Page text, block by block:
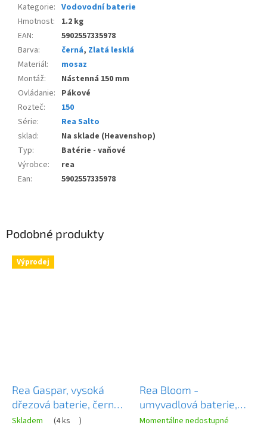
Kategorie: Vodovodní baterie
Hmotnost:
1.2 kg
EAN:
5902557335978
Barva: černá, Zlatá lesklá
Materiál:
mosaz
Montáž:
Nástenná 150 mm
Ovládanie: Pákové
Rozteč:
150
Série:
Rea Salto
sklad:
Na sklade (Heavenshop)
Typ:
Batérie - vaňové
Výrobce:
rea
Ean: 5902557335978
Podobné produkty
Výprodej
Rea Gaspar, vysoká
dřezová baterie, černá-
zlatá lesklá, REA-B1019
Skladem (4 ks )
Rea Bloom -
umyvadlová baterie,
černá-zlatá, REA-B9933
Momentálne nedostupné